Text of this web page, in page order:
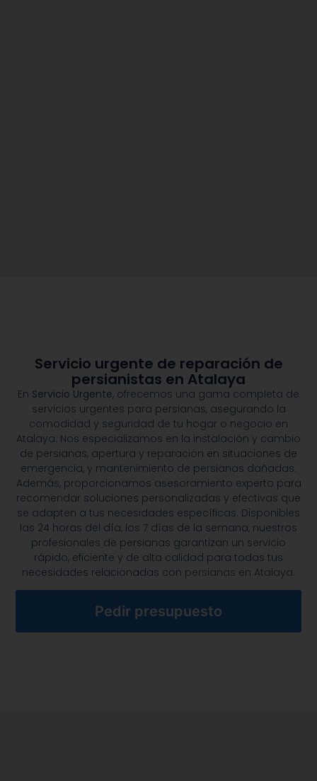
Servicio urgente de reparación de
persianistas en Atalaya
En Servicio Urgente, ofrecemos una gama completa de
servicios urgentes para persianas, asegurando la
comodidad y seguridad de tu hogar o negocio en
Atalaya. Nos especializamos en la instalación y cambio
de persianas, apertura y reparación en situaciones de
emergencia, y mantenimiento de persianas dañadas.
Además, proporcionamos asesoramiento experto para
recomendar soluciones personalizadas y efectivas que
se adapten a tus necesidades específicas. Disponibles
las 24 horas del día, los 7 días de la semana, nuestros
profesionales de persianas garantizan un servicio
rápido, eficiente y de alta calidad para todas tus
necesidades relacionadas con persianas en Atalaya.
Pedir presupuesto